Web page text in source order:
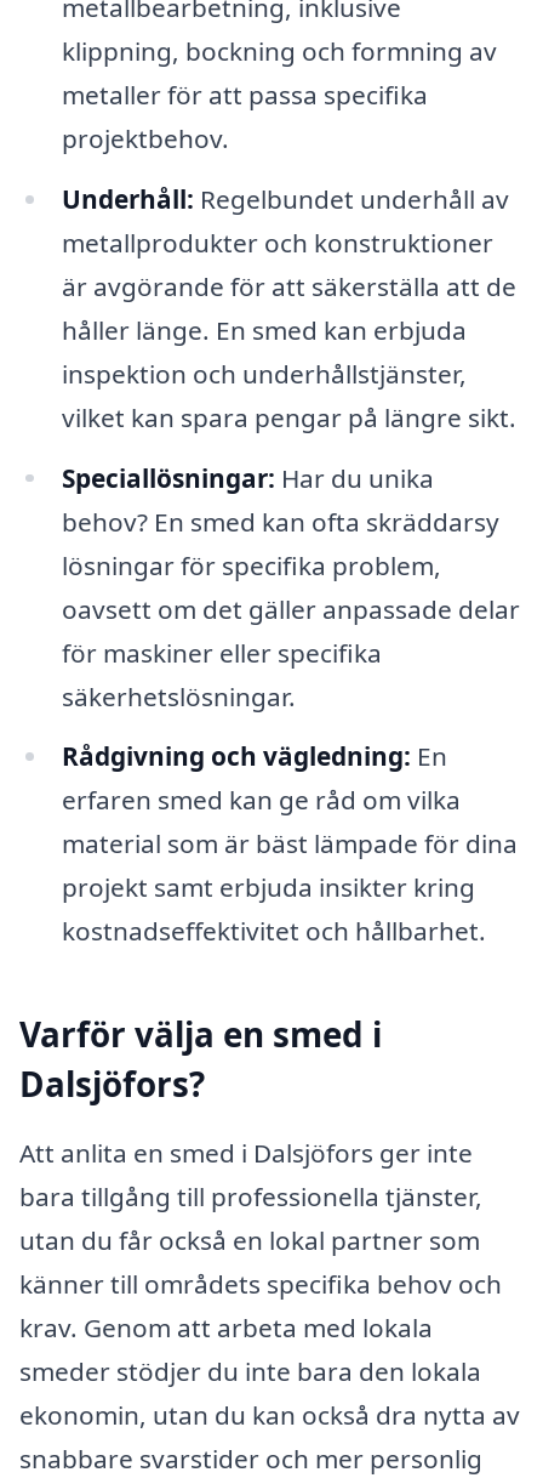
metallbearbetning, inklusive
klippning, bockning och formning av
metaller för att passa specifika
projektbehov.
Underhåll: Regelbundet underhåll av
metallprodukter och konstruktioner
är avgörande för att säkerställa att de
håller länge. En smed kan erbjuda
inspektion och underhållstjänster,
vilket kan spara pengar på längre sikt.
Speciallösningar: Har du unika
behov? En smed kan ofta skräddarsy
lösningar för specifika problem,
oavsett om det gäller anpassade delar
för maskiner eller specifika
säkerhetslösningar.
Rådgivning och vägledning: En
erfaren smed kan ge råd om vilka
material som är bäst lämpade för dina
projekt samt erbjuda insikter kring
kostnadseffektivitet och hållbarhet.
Varför välja en smed i
Dalsjöfors?
Att anlita en smed i Dalsjöfors ger inte
bara tillgång till professionella tjänster,
utan du får också en lokal partner som
känner till områdets specifika behov och
krav. Genom att arbeta med lokala
smeder stödjer du inte bara den lokala
ekonomin, utan du kan också dra nytta av
snabbare svarstider och mer personlig